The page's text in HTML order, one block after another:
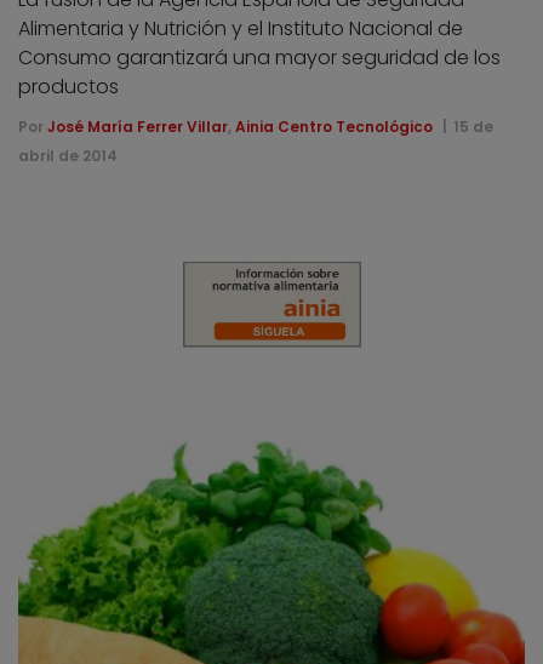
Alimentaria y Nutrición y el Instituto Nacional de
Consumo garantizará una mayor seguridad de los
productos
Por José María Ferrer Villar, Ainia Centro Tecnológico
15 de
abril de 2014